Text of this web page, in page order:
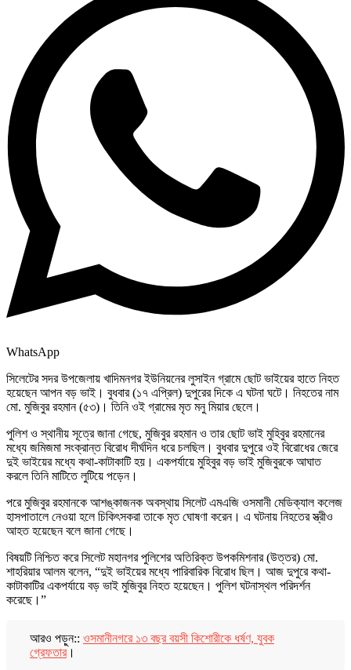
WhatsApp
সিলেটের সদর উপজেলায় খাদিমনগর ইউনিয়নের লুসাইন গ্রামে ছোট ভাইয়ের হাতে নিহত
হয়েছেন আপন বড় ভাই। বুধবার (১৭ এপ্রিল) দুপুরের দিকে এ ঘটনা ঘটে। নিহতের নাম
মো. মুজিবুর রহমান (৫৩)। তিনি ওই গ্রামের মৃত মনু মিয়ার ছেলে।
পুলিশ ও স্থানীয় সূত্রে জানা গেছে, মুজিবুর রহমান ও তার ছোট ভাই মুহিবুর রহমানের
মধ্যে জমিজমা সংক্রান্ত বিরোধ দীর্ঘদিন ধরে চলছিল। বুধবার দুপুরে ওই বিরোধের জেরে
দুই ভাইয়ের মধ্যে কথা-কাটাকাটি হয়। একপর্যায়ে মুহিবুর বড় ভাই মুজিবুরকে আঘাত
করলে তিনি মাটিতে লুটিয়ে পড়েন।
পরে মুজিবুর রহমানকে আশঙ্কাজনক অবস্থায় সিলেট এমএজি ওসমানী মেডিক্যাল কলেজ
হাসপাতালে নেওয়া হলে চিকিৎসকরা তাকে মৃত ঘোষণা করেন। এ ঘটনায় নিহতের স্ত্রীও
আহত হয়েছেন বলে জানা গেছে।
বিষয়টি নিশ্চিত করে সিলেট মহানগর পুলিশের অতিরিক্ত উপকমিশনার (উত্তর) মো.
শাহরিয়ার আলম বলেন, “দুই ভাইয়ের মধ্যে পারিবারিক বিরোধ ছিল। আজ দুপুরে কথা-
কাটাকাটির একপর্যায়ে বড় ভাই মুজিবুর নিহত হয়েছেন। পুলিশ ঘটনাস্থল পরিদর্শন
করেছে।”
আরও পড়ুন:: ওসমানীনগরে ১৩ বছর বয়সী কিশোরীকে ধর্ষণ, যুবক
গ্রেফতার।